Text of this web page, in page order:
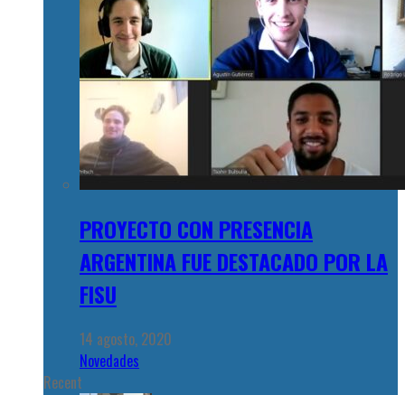
PROYECTO CON PRESENCIA
ARGENTINA FUE DESTACADO POR LA
FISU
14 agosto, 2020
Novedades
Recent